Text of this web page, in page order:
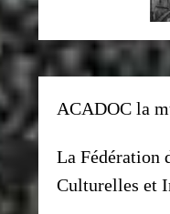
ACADOC la
La Fédération
Culturelles et